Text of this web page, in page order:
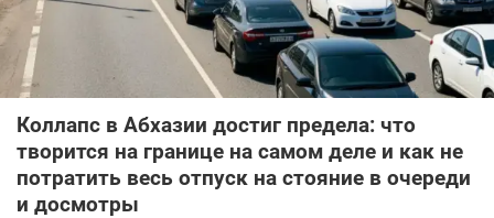
Коллапс в Абхазии достиг предела: что
творится на границе на самом деле и как не
потратить весь отпуск на стояние в очереди
и досмотры